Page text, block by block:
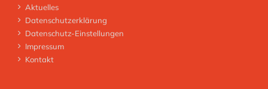
Aktuelles
Datenschutzerklärung
Datenschutz-Einstellungen
Impressum
Kontakt